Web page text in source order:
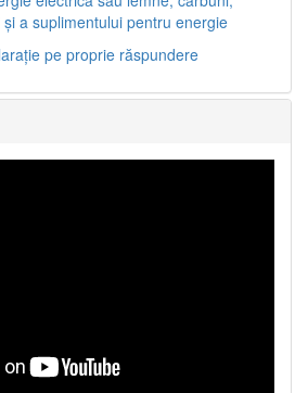
a suplimentului pentru energie
pe proprie răspundere